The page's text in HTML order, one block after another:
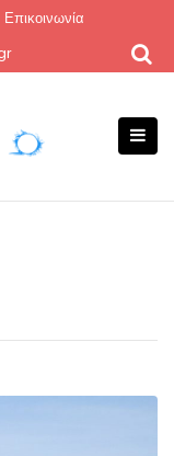
Επικοινωνία